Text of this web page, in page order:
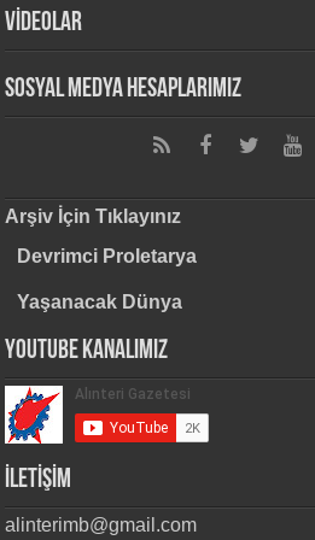
VİDEOLAR
Sosyal Medya Hesaplarımız
Arşiv İçin Tıklayınız
Devrimci Proletarya
Yaşanacak Dünya
Youtube Kanalımız
İLETİŞİM
alinterimb@gmail.com